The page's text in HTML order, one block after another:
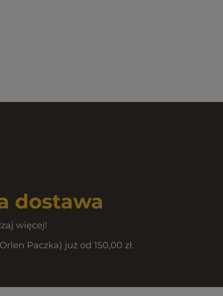
dostawa
więcej!
Paczka) już od 150,00 zł.